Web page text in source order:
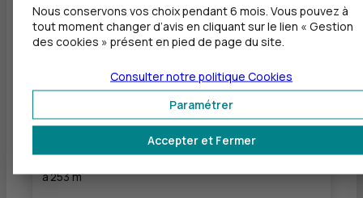
à 0 m
7 RUE DE BONNEL
01 56 88 73 86
Fermé, ouvre lundi à 9h00
à253 m
Nous conservons vos choix pendant 6 mois. Vous pouvez à
tout moment changer d’avis en cliquant sur le lien « Gestion
des cookies » présent en pied de page du site.
Accepter et Fermer
Paramétrer
Consulter notre politique Cookies